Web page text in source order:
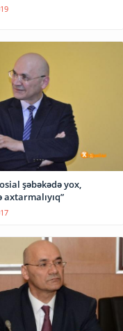
şəbəkədə yox,
axtarmalıyıq”